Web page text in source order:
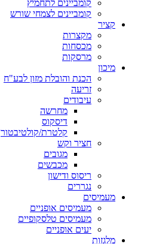
קומביינים לתחמיץ
קומביינים לצמחי שורש
קציר
מקצרות
מכסחות
מרסקות
מיכון
הכנת והובלת מזון לבע"ח
זריעה
עיבודים
מחרשה
דיסקוס
קלטרת/קולטיבטור
חציר וקש
מגובים
מכבשים
ריסוס ודישון
נגררים
מעמיסים
מעמיסים אופניים
מעמיסים טלסקופיים
יעים אופניים
מלגזות